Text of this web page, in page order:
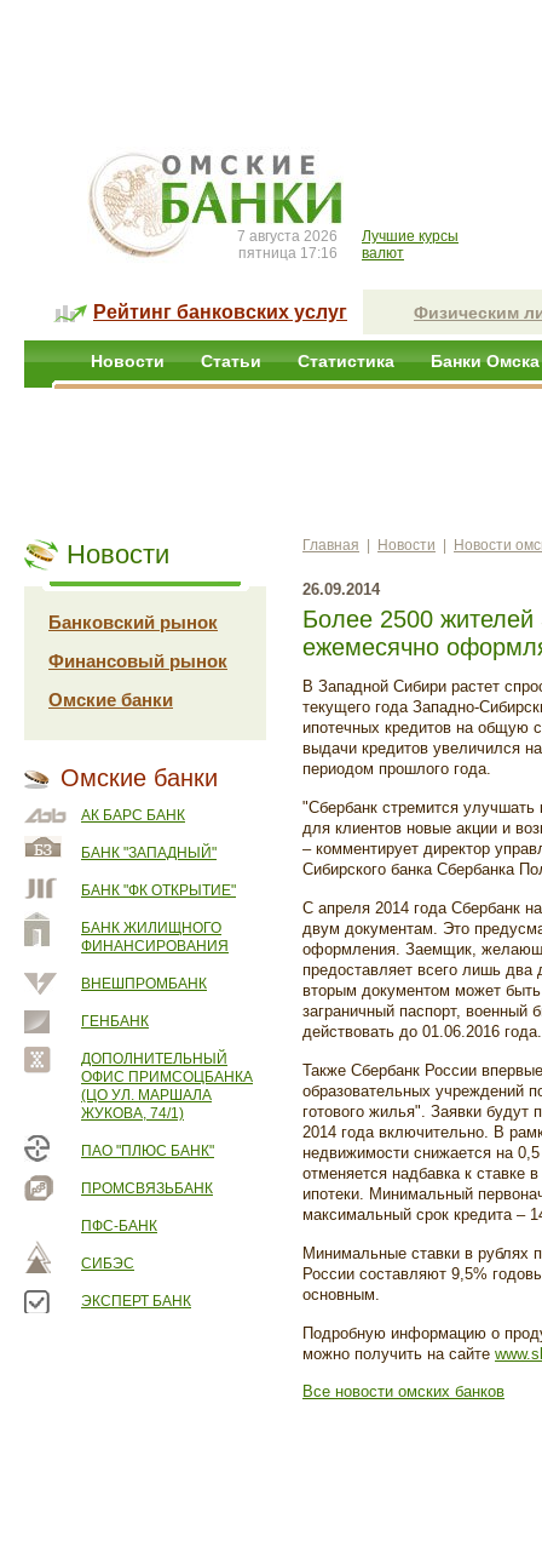
7 августа 2026
пятница 17:16
Лучшие курсы
валют
Рейтинг банковских услуг Физическим
Новости Статьи Статистика Банки Омска
Новости
Банковский рынок
Финансовый рынок
Омские банки
Омские банки
АК БАРС БАНК
БАНК "ЗАПАДНЫЙ"
БАНК "ФК ОТКРЫТИЕ"
БАНК ЖИЛИЩНОГО
ФИНАНСИРОВАНИЯ
ВНЕШПРОМБАНК
ГЕНБАНК
ДОПОЛНИТЕЛЬНЫЙ
ОФИС ПРИМСОЦБАНКА
(ЦО УЛ. МАРШАЛА
ЖУКОВА, 74/1)
ПАО "ПЛЮС БАНК"
ПРОМСВЯЗЬБАНК
ПФС-БАНК
СИБЭС
ЭКСПЕРТ БАНК
Главная Новости Новости
26.09.2014
Более 2500
ежемесячно
В Западной Сибири растет
текущего года Западно-
ипотечных кредитов на общую
выдачи кредитов увеличился
периодом прошлого года.
"Сбербанк стремится улучшать
для клиентов новые акции и
– комментирует директор
Сибирского банка Сбербанка
С апреля 2014 года Сбербанк
двум документам. Это
оформления. Заемщик,
предоставляет всего лишь
вторым документом может
заграничный паспорт,
действовать до 01.06.2016 года.
Также Сбербанк России
образовательных учреждений
готового жилья". Заявки будут
2014 года включительно. В
недвижимости снижается на
отменяется надбавка к ставке
ипотеки. Минимальный
максимальный срок кредита –
Минимальные ставки в рублях
России составляют 9,5%
основным.
Подробную информацию о
можно получить на сайте
Все новости омских банков